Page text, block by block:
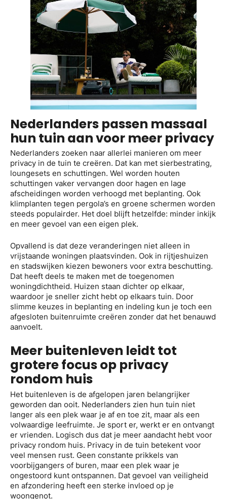
Nederlanders passen massaal
hun tuin aan voor meer privacy
Nederlanders zoeken naar allerlei manieren om meer
privacy in de tuin te creëren. Dat kan met sierbestrating,
loungesets en schuttingen. Wel worden houten
schuttingen vaker vervangen door hagen en lage
afscheidingen worden verhoogd met beplanting. Ook
klimplanten tegen pergola’s en groene schermen worden
steeds populairder. Het doel blijft hetzelfde: minder inkijk
en meer gevoel van een eigen plek.
Opvallend is dat deze veranderingen niet alleen in
vrijstaande woningen plaatsvinden. Ook in rijtjeshuizen
en stadswijken kiezen bewoners voor extra beschutting.
Dat heeft deels te maken met de toegenomen
woningdichtheid. Huizen staan dichter op elkaar,
waardoor je sneller zicht hebt op elkaars tuin. Door
slimme keuzes in beplanting en indeling kun je toch een
afgesloten buitenruimte creëren zonder dat het benauwd
aanvoelt.
Meer buitenleven leidt tot
grotere focus op privacy
rondom huis
Het buitenleven is de afgelopen jaren belangrijker
geworden dan ooit. Nederlanders zien hun tuin niet
langer als een plek waar je af en toe zit, maar als een
volwaardige leefruimte. Je sport er, werkt er en ontvangt
er vrienden. Logisch dus dat je meer aandacht hebt voor
privacy rondom huis. Privacy in de tuin betekent voor
veel mensen rust. Geen constante prikkels van
voorbijgangers of buren, maar een plek waar je
ongestoord kunt ontspannen. Dat gevoel van veiligheid
en afzondering heeft een sterke invloed op je
woongenot.